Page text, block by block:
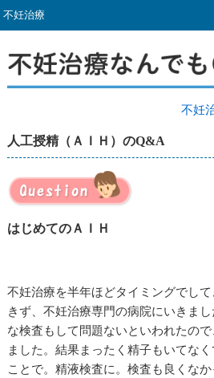
不妊治療
不妊
人工授精（ＡＩＨ）のQ&A
はじめてのＡＩＨ
不妊治療を半年ほどタイミングでし
きず、不妊治療専門の病院にいきま
な検査もして問題ないといわれたの
ました。結果まったく精子もいてな
ことで。精液検査に。検査も良くな